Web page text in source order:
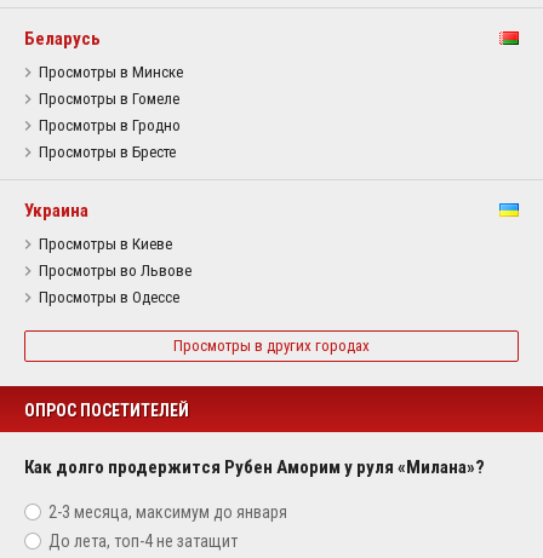
Беларусь
Просмотры в Минске
Просмотры в Гомеле
Просмотры в Гродно
Просмотры в Бресте
Украина
Просмотры в Киеве
Просмотры во Львове
Просмотры в Одессе
Просмотры в других городах
ОПРОС ПОСЕТИТЕЛЕЙ
Как долго продержится Рубен Аморим у руля «Милана»?
2-3 месяца, максимум до января
До лета, топ-4 не затащит